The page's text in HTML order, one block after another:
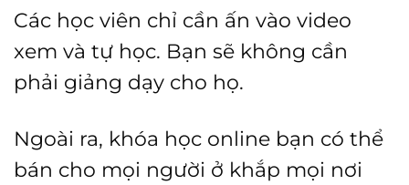
Các học viên chỉ cần ấn vào video
xem và tự học. Bạn sẽ không cần
phải giảng dạy cho họ.
Ngoài ra, khóa học online bạn có thể
bán cho mọi người ở khắp mọi nơi